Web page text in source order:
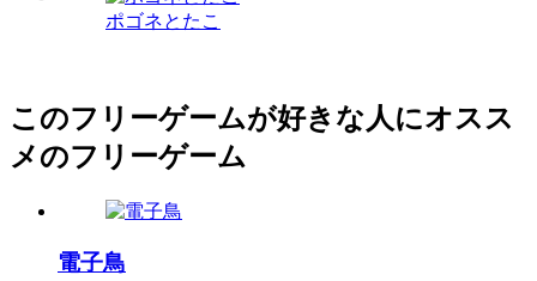
ポゴネとたこ
このフリーゲームが好きな人にオスス
メのフリーゲーム
電子鳥